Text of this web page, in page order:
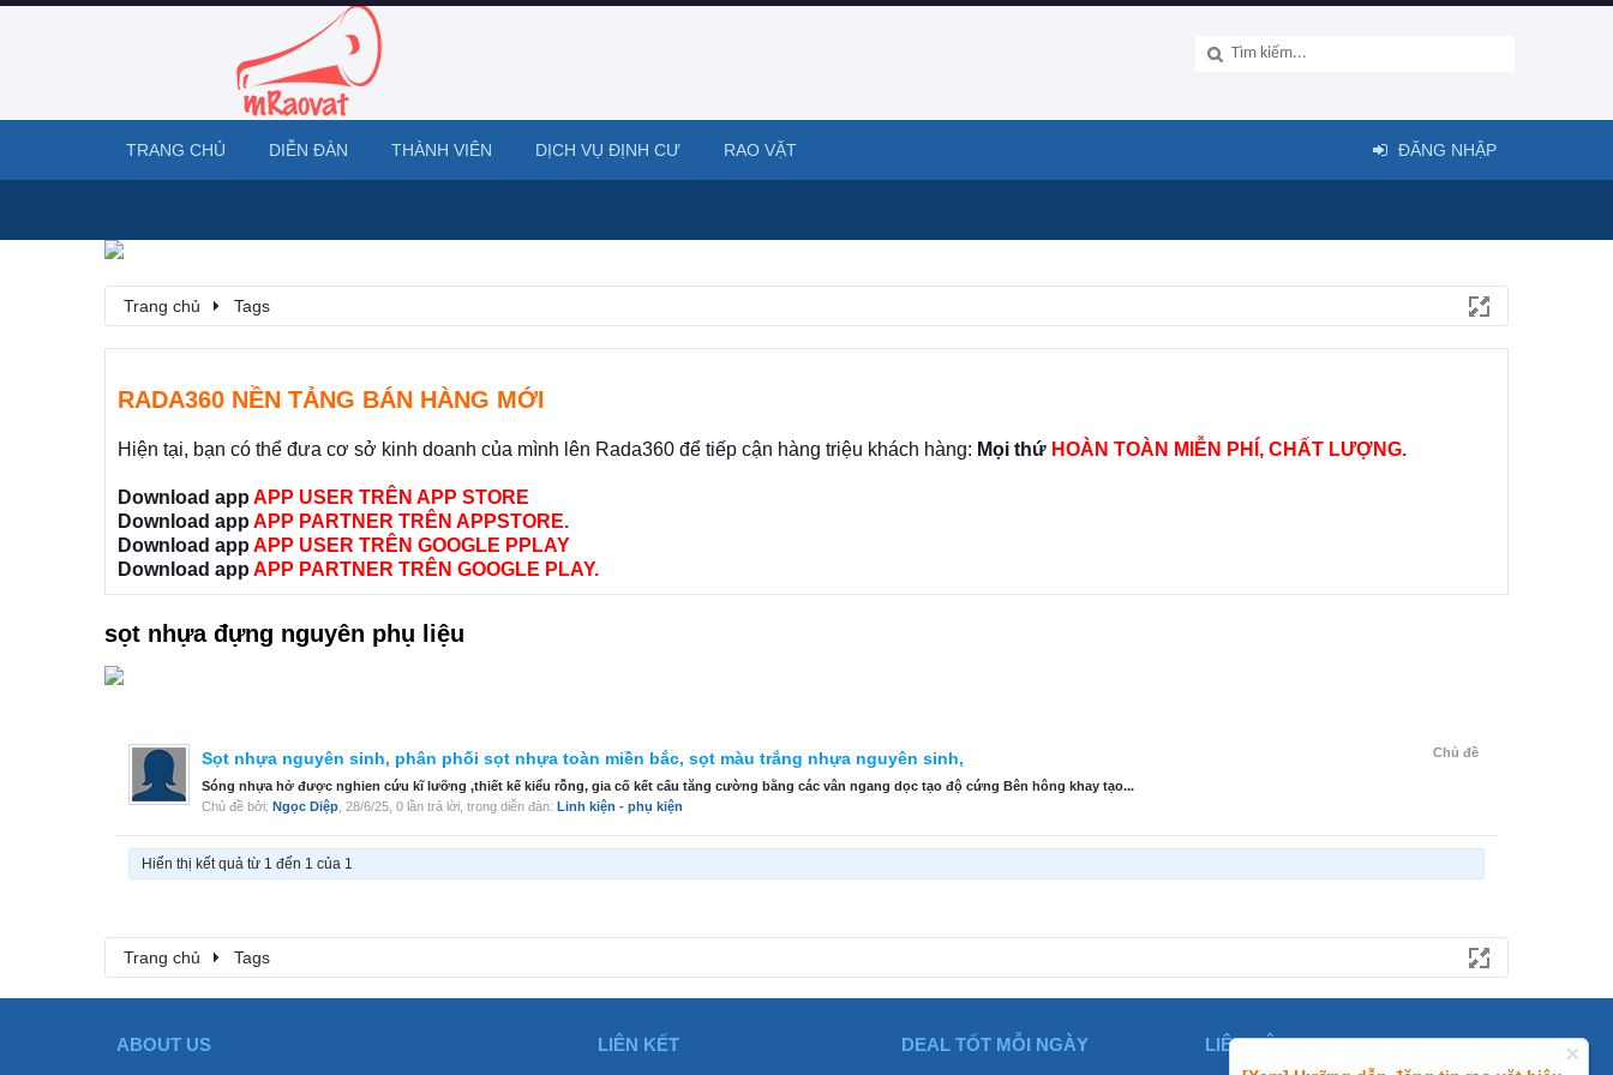
Trang chủ Tags
RADA360 NỀN TẢNG BÁN HÀNG MỚI
Hiện tại, bạn có thể đưa cơ sở kinh doanh của mình lên Rada360 để tiếp cận hàng triệu khách hàng: Mọi thứ HOÀN TOÀN MIỄN PHÍ, CHẤT LƯỢNG.
Download app APP USER TRÊN APP STORE
Download app APP PARTNER TRÊN APPSTORE.
Download app APP USER TRÊN GOOGLE PPLAY
Download app APP PARTNER TRÊN GOOGLE PLAY.
sọt nhựa đựng nguyên phụ liệu
Chủ đề
Sọt nhựa nguyên sinh, phân phối sọt nhựa toàn miền bắc, sọt màu trắng nhựa nguyên sinh,
Sóng nhựa hở được nghien cứu kĩ lưỡng ,thiết kế kiểu rỗng, gia cố kết cấu tăng cường bằng các vân ngang dọc tạo độ cứng Bên hông khay tạo...
Chủ đề bởi: Ngọc Diệp 28/6/25 , 0 lần trả lời, trong diễn đàn: Linh kiện - phụ kiện
Hiển thị kết quả từ 1 đến 1 của 1
Trang chủ Tags
TRANG CHỦ DIỄN ĐÀN THÀNH VIÊN DỊCH VỤ ĐỊNH CƯ RAO VẶT ĐĂNG NHẬP
ABOUT US LIÊN KẾT DEAL TỐT MỖI NGÀY LIÊN HỆ